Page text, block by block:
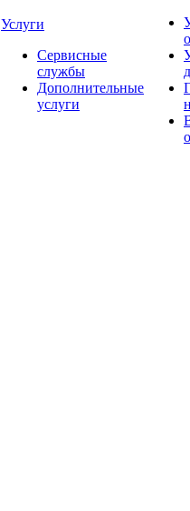
Услуги
Сервисные
службы
Дополнительные
услуги